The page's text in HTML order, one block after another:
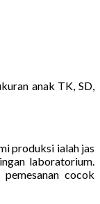
anak TK, SD,
produksi ialah jas
laboratorium.
cocok